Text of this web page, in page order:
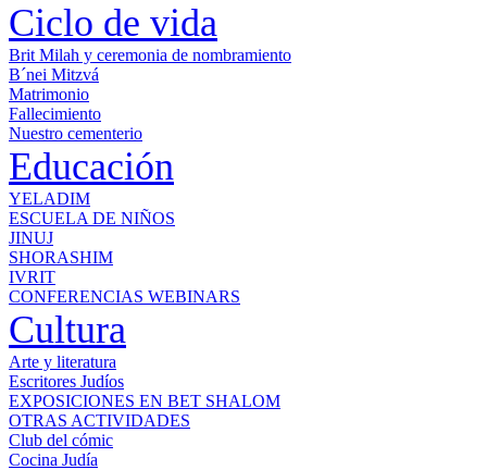
Ciclo de vida
Brit Milah y ceremonia de nombramiento
B´nei Mitzvá
Matrimonio
Fallecimiento
Nuestro cementerio
Educación
YELADIM
ESCUELA DE NIÑOS
JINUJ
SHORASHIM
IVRIT
CONFERENCIAS WEBINARS
Cultura
Arte y literatura
Escritores Judíos
EXPOSICIONES EN BET SHALOM
OTRAS ACTIVIDADES
Club del cómic
Cocina Judía